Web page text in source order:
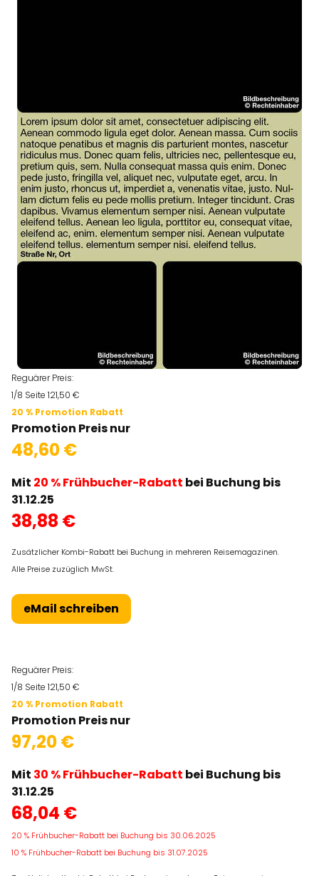
Reguärer Preis:
1/8 Seite 121,50 €
20 % Promotion Rabatt
Promotion Preis nur
48,60 €
Mit 20 % Frühbucher-Rabatt bei Buchung bis
31.12.25
38,88 €
Zusätzlicher Kombi-Rabatt bei Buchung in mehreren Reisemagazinen.
Alle Preise zuzüglich MwSt.
eMail schreiben
Reguärer Preis:
1/8 Seite 121,50 €
20 % Promotion Rabatt
Promotion Preis nur
97,20 €
Mit 30 % Frühbucher-Rabatt bei Buchung bis
31.12.25
68,04 €
20 % Frühbucher-Rabatt bei Buchung bis 30.06.2025
10 % Frühbucher-Rabatt bei Buchung bis 31.07.2025